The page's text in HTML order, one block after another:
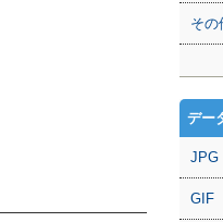
その
デー
JPG
GIF